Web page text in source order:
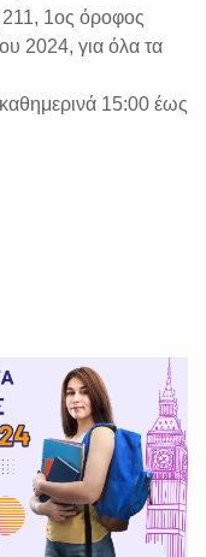
1ος όροφος
2024, για όλα τα
15:00 έως